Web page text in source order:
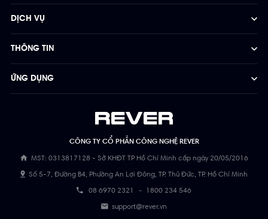
CÔNG TY CỔ PHẦN CÔNG NGHỆ REVER
MST: 0313817128 - Sở KHĐT TP Hồ Chí Minh cấp ngày 20/05/2016
Số 5-7, Đường B4, Phường An Lợi Đông, TP. Thủ Đức, TP. Hồ Chí Minh
08 6970 2321 - 1800 234 546
support@rever.vn
DỊCH VỤ
THÔNG TIN
ỨNG DỤNG